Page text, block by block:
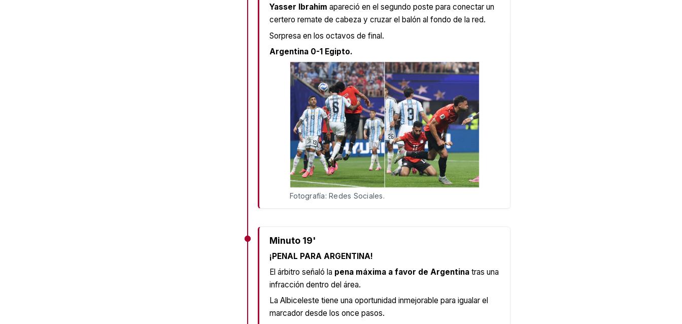
Yasser Ibrahim apareció en el segundo poste para conectar un
certero remate de cabeza y cruzar el balón al fondo de la red.
Sorpresa en los octavos de final.
Argentina 0-1 Egipto.
Fotografía: Redes Sociales.
Minuto 19'
¡PENAL PARA ARGENTINA!
El árbitro señaló la pena máxima a favor de Argentina tras una
infracción dentro del área.
La Albiceleste tiene una oportunidad inmejorable para igualar el
marcador desde los once pasos.